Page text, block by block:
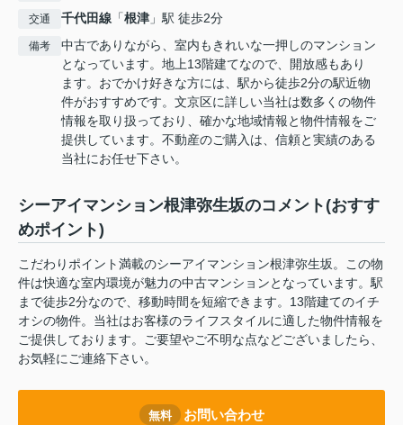
交通 千代田線 「根津 」駅 徒歩2分
備考
中古でありながら、室内もきれいな一押しのマンション
となっています。地上13階建てなので、開放感もあり
ます。おでかけ好きな方には、駅から徒歩2分の駅近物
件がおすすめです。文京区に詳しい当社は数多くの物件
情報を取り扱っており、確かな地域情報と物件情報をご
提供しています。不動産のご購入は、信頼と実績のある
当社にお任せ下さい。
シーアイマンション根津弥生坂のコメント(おすす
めポイント)
こだわりポイント満載のシーアイマンション根津弥生坂。この物
件は快適な室内環境が魅力の中古マンションとなっています。駅
まで徒歩2分なので、移動時間を短縮できます。13階建てのイチ
オシの物件。当社はお客様のライフスタイルに適した物件情報を
ご提供しております。ご要望やご不明な点などございましたら、
お気軽にご連絡下さい。
無料 お問い合わせ